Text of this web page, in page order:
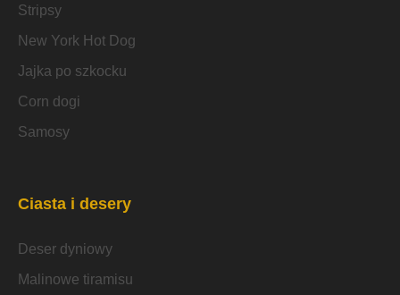
Stripsy
New York Hot Dog
Jajka po szkocku
Corn dogi
Samosy
Ciasta i desery
Deser dyniowy
Malinowe tiramisu